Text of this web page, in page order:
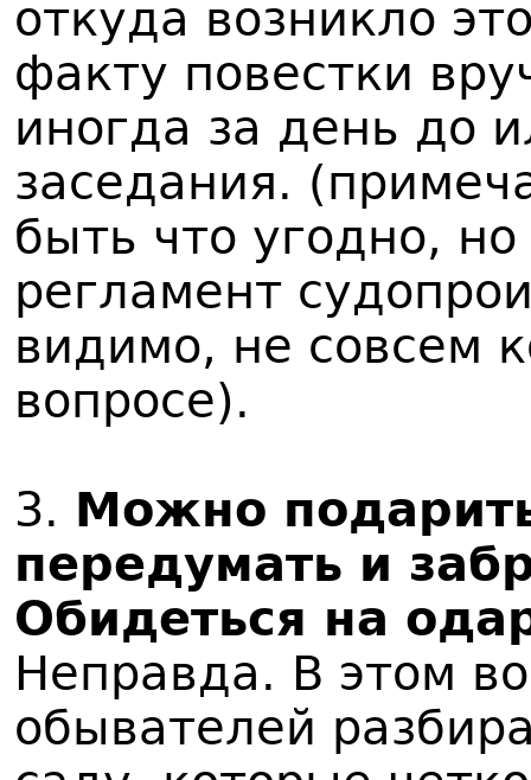
откуда возникло
факту повестки
иногда за день до
заседания.
быть что угодно,
регламент
видимо, не совсем
вопросе).
3. Можно
передумать и
Обидеться на
Неправда. В этом
обывателей